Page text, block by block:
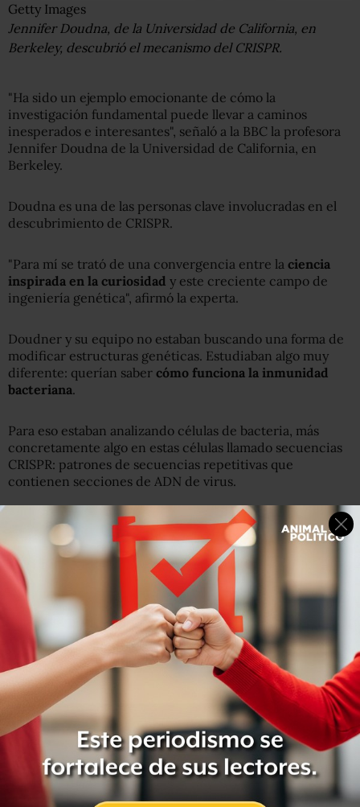
Getty Images
Jennifer Doudna, de la Universidad de California, en
Berkeley, descubrió el mecanismo del CRISPR.
"Ha sido un ejemplo emocionante de cómo la
investigación fundamental puede llevar a caminos
inesperados e interesantes", señaló a la BBC la profesora
Jennifer Doudna de la Universidad de California, en
Berkeley.
Doudna es una de las personas clave involucradas en el
descubrimiento de CRISPR.
"Para mí se trató de una convergencia entre la ciencia
inspirada en la curiosidad y este creciente campo de
ingeniería genética", afirmó la experta.
Doudner y su equipo no estaban buscando una forma de
modificar estructuras genéticas. Estudiaban algo muy
diferente: querían saber cómo funciona la inmunidad
bacteriana.
Para eso estaban analizando células de bacteria, más
concretamente algo en estas células llamado secuencias
CRISPR: patrones de secuencias repetitivas que
contienen secciones de ADN de virus.
De hecho, el nombre CRISPR viene de las siglas en inglés
del nombre de este tipo de secuencias: Repeticiones
Palindrómicas Cortas Espaciadas entre sí y Agrupadas.
Se descubrió que estas secuencias eran la forma en la
que las bacterias se "vacunaban" contra infecciones
virales.
"Es una memoria genética de información viral que las
bacterias usan como un sistema inmune adaptativo,
como una forma de defenderse de la infección", explica
Doudner.
La científica quería entender el mecanismo más a fondo.